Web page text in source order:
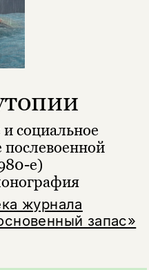
журнала
запас»
социальное
послевоенной
е)